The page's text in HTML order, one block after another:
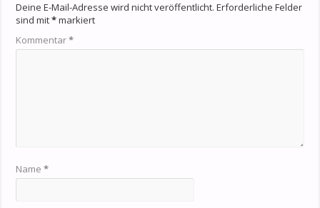
Deine E-Mail-Adresse wird nicht veröffentlicht. Erforderliche Felder
sind mit*markiert
Kommentar*
Name*